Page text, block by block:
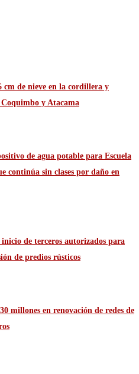
cm de nieve en la cordillera y
y Atacama
de agua potable para Escuela
continúa sin clases por daño en
de terceros autorizados para
de predios rústicos
millones en renovación de redes de